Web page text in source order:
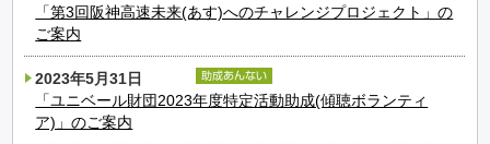
「第3回阪神高速未来(あす)へのチャレンジプロジェクト」の
ご案内
2023年5月31日
「ユニベール財団2023年度特定活動助成(傾聴ボランティ
ア)」のご案内